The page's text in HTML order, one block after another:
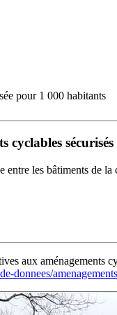
pour 1 000 habitants
cyclables sécurisés
entre les bâtiments de
aux aménagements
donnees/